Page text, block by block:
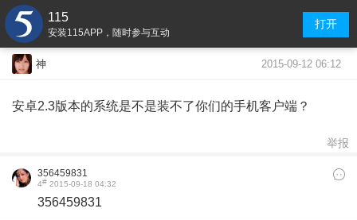
115
安装115APP，随时参与互动
打开
神 2015-09-12 06:12
安卓2.3版本的系统是不是装不了你们的手机客户端？
举报
356459831
4# 2015-09-18 04:32
356459831